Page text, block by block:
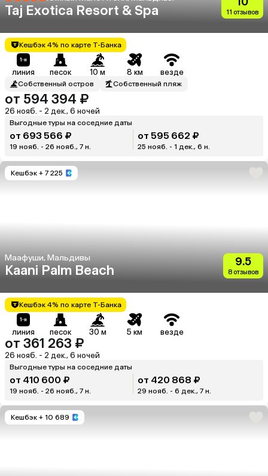
Taj Exotica Resort & Spa 11 отзывов
Кешбэк 4% по карте Т-Банка
линия песок 10 м 8 км везде
Собственный остров Собственный пляж
от 594 394 ₽
26 нояб. - 2 дек., 6 ночей
Выгодные туры на соседние даты
от 693 566 ₽
19 нояб. - 26 нояб., 7 н.
от 595 662 ₽
25 нояб. - 1 дек., 6 н.
Кешбэк + 7 225
Маафуши, Мальдивы
Kaani Palm Beach
9.5
8 отзывов
Кешбэк 4% по карте Т-Банка
линия песок 30 м 5 км везде
от 361 263 ₽
26 нояб. - 2 дек., 6 ночей
Выгодные туры на соседние даты
от 410 600 ₽
19 нояб. - 26 нояб., 7 н.
от 420 868 ₽
29 нояб. - 6 дек., 7 н.
Кешбэк + 10 689